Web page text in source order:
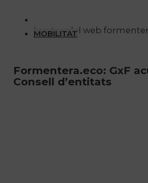
Fes-te'n soci!
Imatge del web
MOBILITAT
Formentera.eco: GxF
Consell d’entitats